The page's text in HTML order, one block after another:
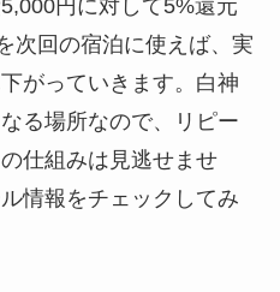
円に対して5%還元
次回の宿泊に使えば、実
がっていきます。白神
る場所なので、リピー
仕組みは見逃せませ
情報をチェックしてみ